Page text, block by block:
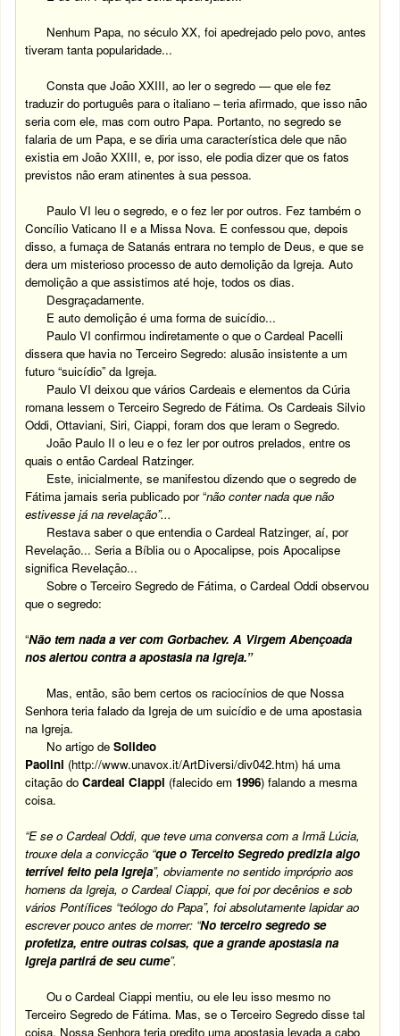
Nenhum Papa, no século XX, foi apedrejado pelo povo, antes
tiveram tanta popularidade...
Consta que João XXIII, ao ler o segredo — que ele fez
traduzir do português para o italiano – teria afirmado, que isso não
seria com ele, mas com outro Papa. Portanto, no segredo se
falaria de um Papa, e se diria uma característica dele que não
existia em João XXIII, e, por isso, ele podia dizer que os fatos
previstos não eram atinentes à sua pessoa.
Paulo VI leu o segredo, e o fez ler por outros. Fez também o
Concílio Vaticano II e a Missa Nova. E confessou que, depois
disso, a fumaça de Satanás entrara no templo de Deus, e que se
dera um misterioso processo de auto demolição da Igreja. Auto
demolição a que assistimos até hoje, todos os dias.
Desgraçadamente.
E auto demolição é uma forma de suicídio...
Paulo VI confirmou indiretamente o que o Cardeal Pacelli
dissera que havia no Terceiro Segredo: alusão insistente a um
futuro “suicídio” da Igreja.
Paulo VI deixou que vários Cardeais e elementos da Cúria
romana lessem o Terceiro Segredo de Fátima. Os Cardeais Silvio
Oddi, Ottaviani, Siri, Ciappi, foram dos que leram o Segredo.
João Paulo II o leu e o fez ler por outros prelados, entre os
quais o então Cardeal Ratzinger.
Este, inicialmente, se manifestou dizendo que o segredo de
Fátima jamais seria publicado por “não conter nada que não
estivesse já na revelação”...
Restava saber o que entendia o Cardeal Ratzinger, aí, por
Revelação... Seria a Bíblia ou o Apocalipse, pois Apocalipse
significa Revelação...
Sobre o Terceiro Segredo de Fátima, o Cardeal Oddi observou
que o segredo:
“Não tem nada a ver com Gorbachev. A Virgem Abençoada
nos alertou contra a apostasia na Igreja.”
Mas, então, são bem certos os raciocínios de que Nossa
Senhora teria falado da Igreja de um suicídio e de uma apostasia
na Igreja.
No artigo deSolideo
Paolini (http://www.unavox.it/ArtDiversi/div042.htm) há uma
citação do Cardeal Ciappi (falecido em1996) falando a mesma
coisa.
“E se o Cardeal Oddi, que teve uma conversa com a Irmã Lúcia,
trouxe dela a convicção “que o Terceito Segredo predizia algo
terrível feito pela Igreja”, obviamente no sentido impróprio aos
homens da Igreja, o Cardeal Ciappi, que foi por decênios e sob
vários Pontífices “teólogo do Papa”, foi absolutamente lapidar ao
escrever pouco antes de morrer: “No terceiro segredo se
profetiza, entre outras coisas, que a grande apostasia na
Igreja partirá de seu cume”.
Ou o Cardeal Ciappi mentiu, ou ele leu isso mesmo no
Terceiro Segredo de Fátima. Mas, se o Terceiro Segredo disse tal
coisa, Nossa Senhora teria predito uma apostasia levada a cabo